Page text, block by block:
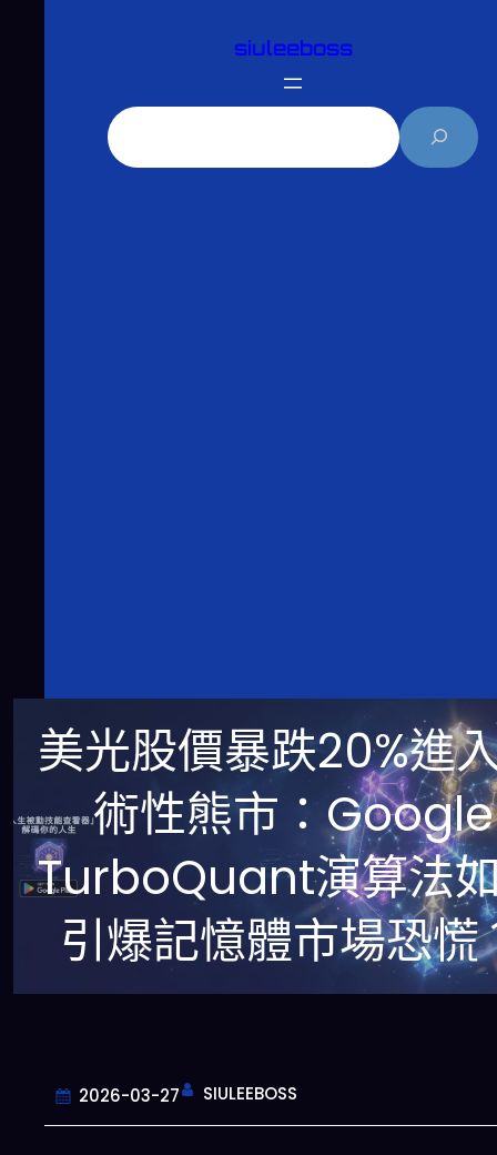
siuleeboss
美光股價暴跌20%進
術性熊市：Google
TurboQuant演算法
引爆記憶體市場恐慌
2026-03-27 SIULEEBOSS